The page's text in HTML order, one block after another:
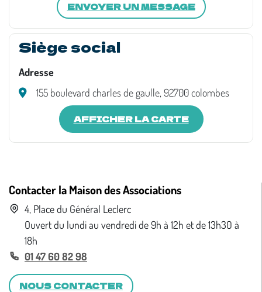
ENVOYER UN MESSAGE
Siège social
Adresse
155 boulevard charles de gaulle, 92700 colombes
AFFICHER LA CARTE
Contacter la Maison des Associations
4, Place du Général Leclerc
Ouvert du lundi au vendredi de 9h à 12h et de 13h30 à
18h
01 47 60 82 98
NOUS CONTACTER